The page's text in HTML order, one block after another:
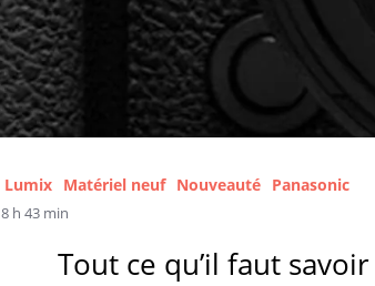
Lumix Matériel neuf Nouveauté Panasonic
8 h 43 min
Tout ce qu’il faut